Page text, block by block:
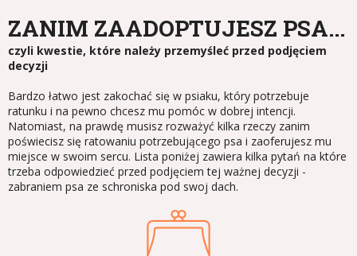
ZANIM ZAADOPTUJESZ PSA...
czyli kwestie, które należy przemyśleć przed podjęciem
decyzji
Bardzo łatwo jest zakochać się w psiaku, który potrzebuje
ratunku i na pewno chcesz mu pomóc w dobrej intencji.
Natomiast, na prawdę musisz rozważyć kilka rzeczy zanim
poświecisz się ratowaniu potrzebującego psa i zaoferujesz mu
miejsce w swoim sercu. Lista poniżej zawiera kilka pytań na które
trzeba odpowiedzieć przed podjęciem tej ważnej decyzji -
zabraniem psa ze schroniska pod swoj dach.